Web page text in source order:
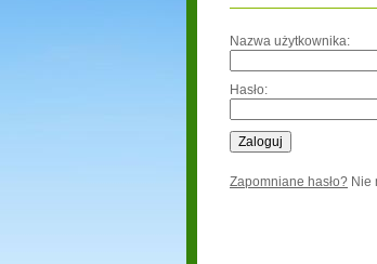
Nazwa użytkownika:
Hasło:
Zapomniane hasło? Nie